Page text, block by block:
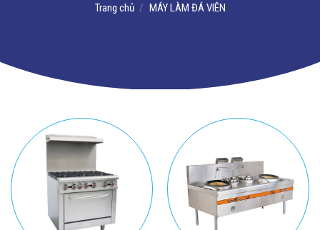
Trang chủ / MÁY LÀM ĐÁ VIÊN